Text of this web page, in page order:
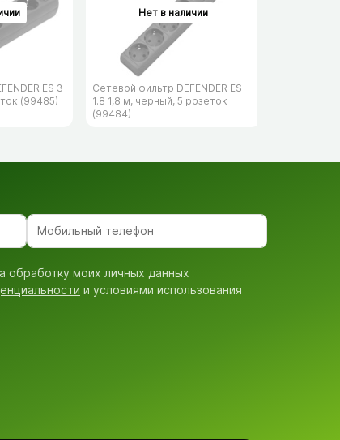
ES 3
(99485)
Сетевой фильтр DEFENDER ES
1.8 1,8 м, черный, 5 розеток
(99484)
обработку моих личных данных
и условиями использования